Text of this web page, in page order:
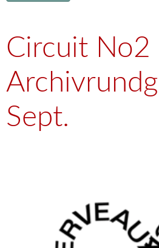
Circuit No2
Sept.